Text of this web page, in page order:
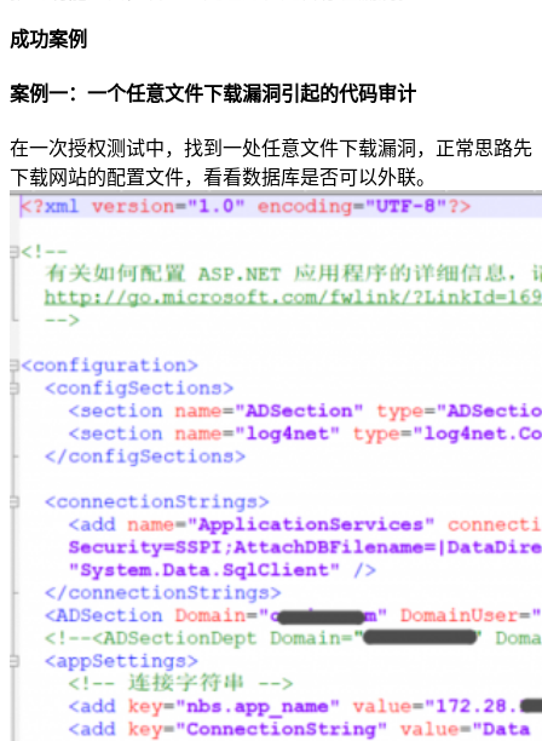
成功案例
案例一：一个任意文件下载漏洞引起的代码审计
在一次授权测试中，找到一处任意文件下载漏洞，正常思路先
下载网站的配置文件，看看数据库是否可以外联。